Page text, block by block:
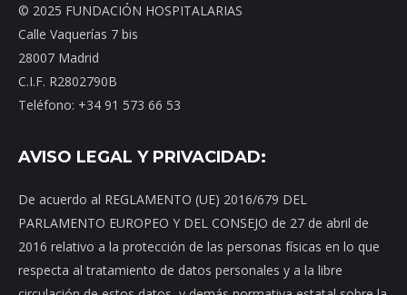
© 2025 FUNDACIÓN HOSPITALARIAS
Calle Vaquerías 7 bis
28007 Madrid
C.I.F. R2802790B
Teléfono: +34 91 573 66 53
AVISO LEGAL Y PRIVACIDAD:
De acuerdo al REGLAMENTO (UE) 2016/679 DEL
PARLAMENTO EUROPEO Y DEL CONSEJO de 27 de abril de
2016 relativo a la protección de las personas físicas en lo que
respecta al tratamiento de datos personales y a la libre